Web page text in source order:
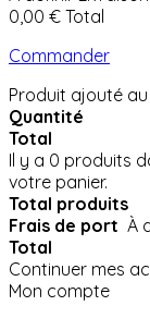
0,00 € Total
Commander
Produit ajouté
Quantité
Total
Il y a 0 produits
votre panier.
Total produits
Frais de port À
Total
Continuer mes
Mon compte